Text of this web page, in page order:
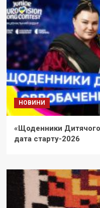
НОВИНИ
«Щоденники
дата старту-2026